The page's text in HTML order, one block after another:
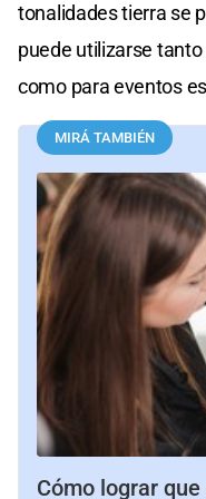
tonalidades tierra se
puede utilizarse
como para eventos
MIRÁ TAMBIÉN
Cómo lograr